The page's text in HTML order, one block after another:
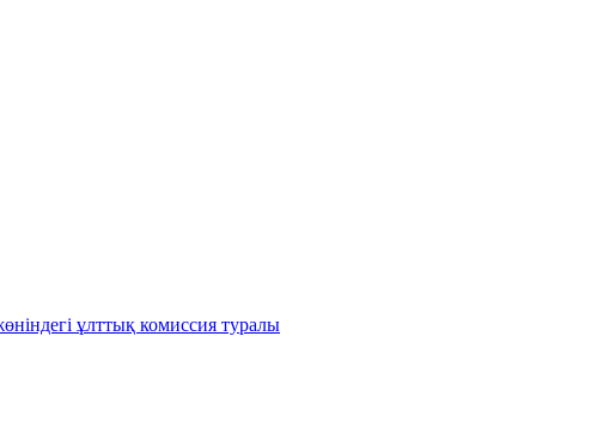
ұлттық комиссия туралы